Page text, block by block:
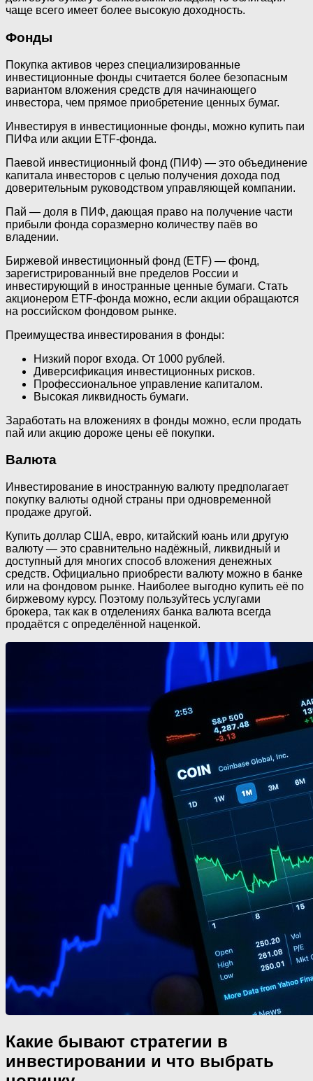
чаще всего имеет более высокую доходность.
Фонды
Покупка активов через специализированные
инвестиционные фонды считается более безопасным
вариантом вложения средств для начинающего
инвестора, чем прямое приобретение ценных бумаг.
Инвестируя в инвестиционные фонды, можно купить паи
ПИФа или акции ETF-фонда.
Паевой инвестиционный фонд (ПИФ) — это объединение
капитала инвесторов с целью получения дохода под
доверительным руководством управляющей компании.
Пай — доля в ПИФ, дающая право на получение части
прибыли фонда соразмерно количеству паёв во
владении.
Биржевой инвестиционный фонд (ETF) — фонд,
зарегистрированный вне пределов России и
инвестирующий в иностранные ценные бумаги. Стать
акционером ETF-фонда можно, если акции обращаются
на российском фондовом рынке.
Преимущества инвестирования в фонды:
Низкий порог входа. От 1000 рублей.
Диверсификация инвестиционных рисков.
Профессиональное управление капиталом.
Высокая ликвидность бумаги.
Заработать на вложениях в фонды можно, если продать
пай или акцию дороже цены её покупки.
Валюта
Инвестирование в иностранную валюту предполагает
покупку валюты одной страны при одновременной
продаже другой.
Купить доллар США, евро, китайский юань или другую
валюту — это сравнительно надёжный, ликвидный и
доступный для многих способ вложения денежных
средств. Официально приобрести валюту можно в банке
или на фондовом рынке. Наиболее выгодно купить её по
биржевому курсу. Поэтому пользуйтесь услугами
брокера, так как в отделениях банка валюта всегда
продаётся с определённой наценкой.
Какие бывают стратегии в
инвестировании и что выбрать